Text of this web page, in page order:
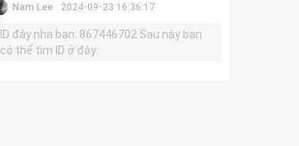
Nam Lee 2024-09-23 16:36:17
ID đây nha bạn: 867446702 Sau này bạn
có thể tìm ID ở đây: